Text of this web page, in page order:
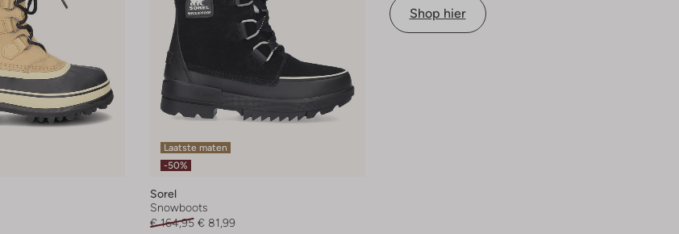
Laatste maten
-50%
Sorel
Snowboots
€ 164,95 € 81,99
Shop hier